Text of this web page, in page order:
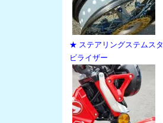
★ ステアリングステムスタ
ビライザー